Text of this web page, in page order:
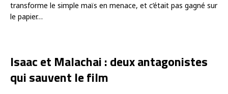
transforme le simple maïs en menace, et c’était pas gagné sur
le papier…
Isaac et Malachai : deux antagonistes
qui sauvent le film